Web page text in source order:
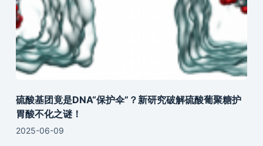
硫酸基团竟是DNA“保护伞”？新研究破解硫酸葡聚糖护
胃酸不化之谜！
2025-06-09